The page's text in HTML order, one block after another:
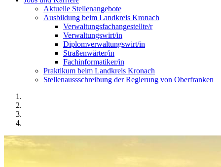
Aktuelle Stellenangebote
Ausbildung beim Landkreis Kronach
Verwaltungsfachangestellte/r
Verwaltungswirt/in
Diplomverwaltungswirt/in
Straßenwärter/in
Fachinformatiker/in
Praktikum beim Landkreis Kronach
Stellenaussschreibung der Regierung von Oberfranken